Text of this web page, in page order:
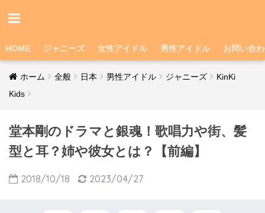
HOME ジャニーズ 女性アイドル 男性アイドル お問い合
ホーム 全般 日本 男性アイドル ジャニーズ
KinKi
Kids
堂本剛のドラマと銀魂！歌唱力や街、髪
型と耳？姉や彼女とは？【前編】
2018/10/18 2023/04/27